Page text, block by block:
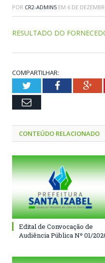
POR CR2-ADMIN5 EM 6 DE
RESULTADO DO
COMPARTILHAR:
TwitterFacebook
Email
CONTEÚDO RELACIONADO
Edital de Convocação de
Audiência Pública Nº 01/